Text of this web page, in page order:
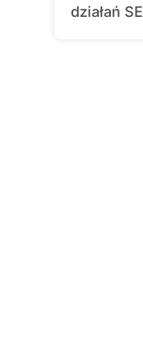
działań